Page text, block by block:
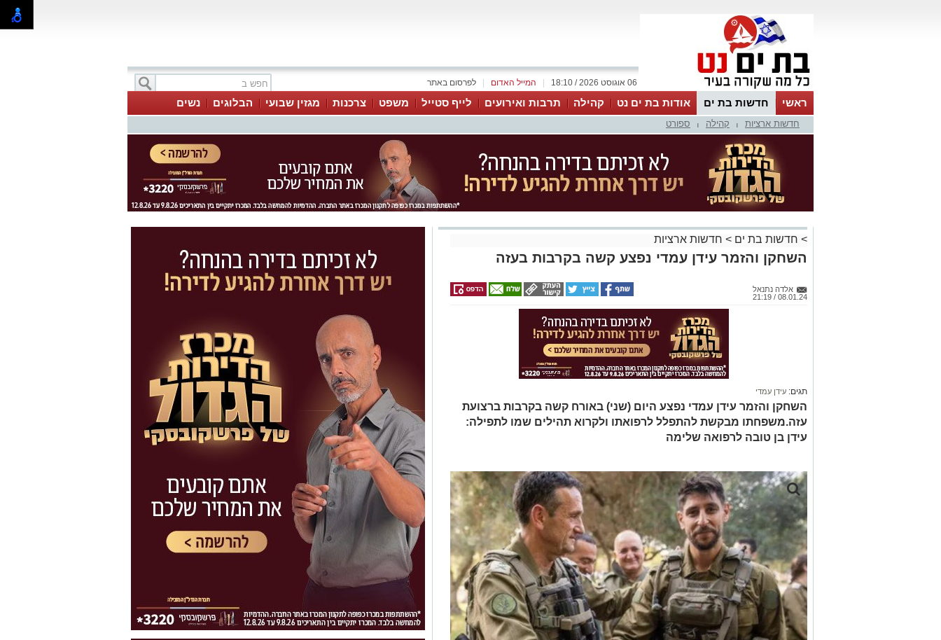
לפרסום באתר המייל האדום 06 אוגוסט 2026 / 18:10
ראשי חדשות בת ים אודות בת ים נט קהילה תרבות ואירועים לייף סטייל משפט צרכנות מגזין שבועי הבלוגים נשים
חדשות ארציות קהילה ספורט
> חדשות בת ים > חדשות ארציות
השחקן והזמר עידן עמדי נפצע קשה בקרבות בעזה
אלדה נתנאל
08.01.24 / 21:19
תגים: עידן עמדי
השחקן והזמר עידן עמדי נפצע היום (שני) באורח קשה בקרבות ברצועת
עזה.משפחתו מבקשת להתפלל לרפואתו ולקרוא תהילים שמו לתפילה:
עידן בן טובה לרפואה שלימה